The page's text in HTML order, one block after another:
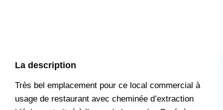
La description
Très bel emplacement pour ce local commercial à
usage de restaurant avec cheminée d’extraction